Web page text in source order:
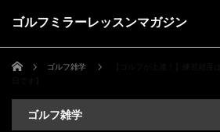
ゴルフミラーレッスンマガジン
ホーム ゴルフ雑学
ゴルフ雑学